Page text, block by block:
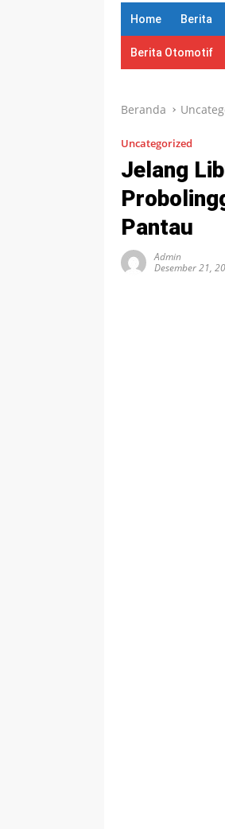
Home Berita
Berita Otomotif
Beranda
Uncategorized
Jelang
Pantau
Admin
Desember 21,